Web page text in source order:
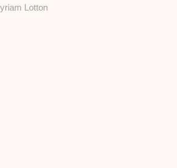
Lotton